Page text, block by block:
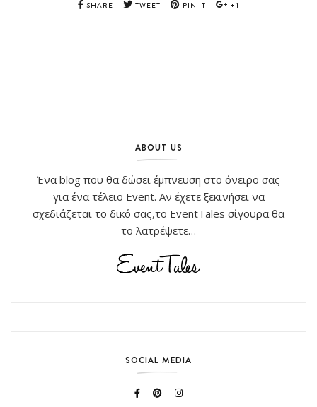
SHARE TWEET PIN IT +1
ABOUT US
Ένα blog που θα δώσει έμπνευση στο όνειρο σας
για ένα τέλειο Event. Αν έχετε ξεκινήσει να
σχεδιάζεται το δικό σας,το EventTales σίγουρα θα
το λατρέψετε…
SOCIAL MEDIA